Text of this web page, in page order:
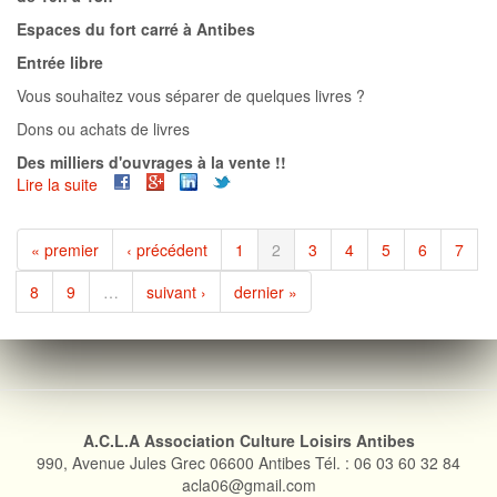
Espaces du fort carré à Antibes
Entrée libre
Vous souhaitez vous séparer de quelques livres ?
Dons ou achats de livres
Des milliers d'ouvrages à la vente !!
Lire la suite de
2021
« premier
‹ précédent 1 2 3 4 5 6
7
8
9 … suivant › dernier »
A.C.L.A Association Culture Loisirs Antibes
990, Avenue Jules Grec 06600 Antibes Tél. : 06 03 60 32 84
acla06@gmail.com